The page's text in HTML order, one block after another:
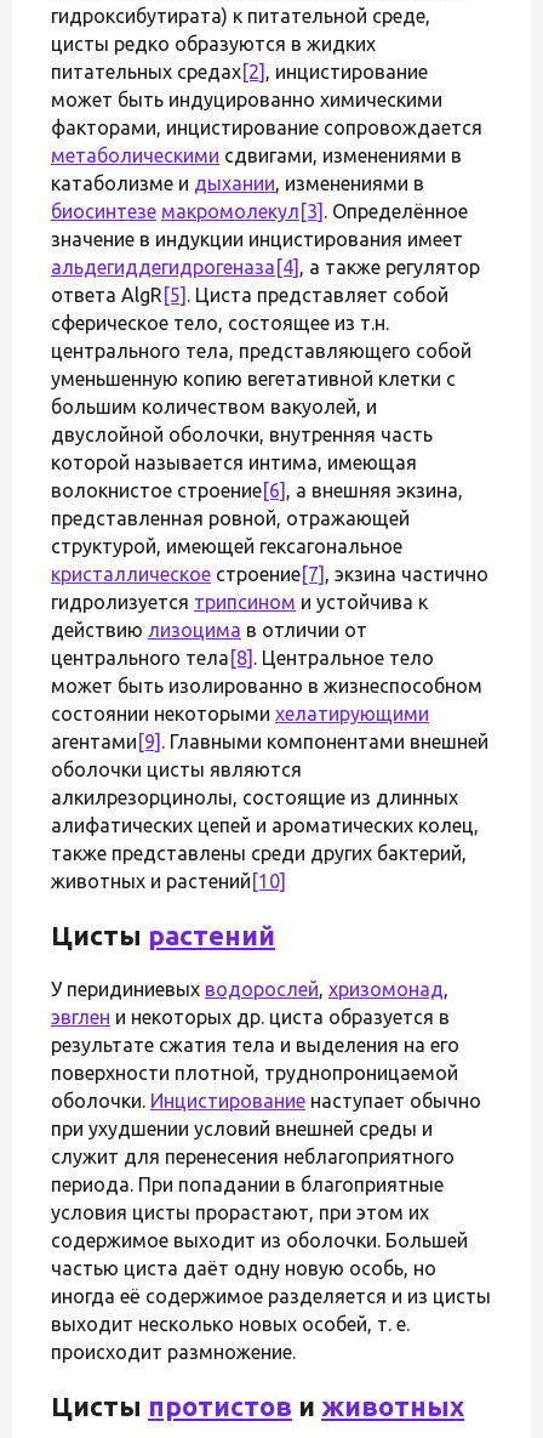
гидроксибутирата) к питательной среде,
цисты редко образуются в жидких
питательных средах[2] , инцистирование
может быть индуцированно химическими
факторами, инцистирование сопровождается
метаболическими сдвигами, изменениями в
катаболизме и дыхании, изменениями в
биосинтезе макромолекул [3] . Определённое
значение в индукции инцистирования имеет
альдегиддегидрогеназа [4] , а также регулятор
ответа AlgR [5] . Циста представляет собой
сферическое тело, состоящее из т.н.
центрального тела, представляющего собой
уменьшенную копию вегетативной клетки с
большим количеством вакуолей, и
двуслойной оболочки, внутренняя часть
которой называется интима, имеющая
волокнистое строение[6] , а внешняя экзина,
представленная ровной, отражающей
структурой, имеющей гексагональное
кристаллическое строение[7] , экзина частично
гидролизуется трипсином и устойчива к
действию лизоцима в отличии от
центрального тела [8] . Центральное тело
может быть изолированно в жизнеспособном
состоянии некоторыми хелатирующими
агентами [9] . Главными компонентами внешней
оболочки цисты являются
алкилрезорцинолы, состоящие из длинных
алифатических цепей и ароматических колец,
также представлены среди других бактерий,
животных и растений [10]
Цисты растений
У перидиниевых водорослей, хризомонад,
эвглен и некоторых др. циста образуется в
результате сжатия тела и выделения на его
поверхности плотной, труднопроницаемой
оболочки. Инцистирование наступает обычно
при ухудшении условий внешней среды и
служит для перенесения неблагоприятного
периода. При попадании в благоприятные
условия цисты прорастают, при этом их
содержимое выходит из оболочки. Большей
частью циста даёт одну новую особь, но
иногда её содержимое разделяется и из цисты
выходит несколько новых особей, т. е.
происходит размножение.
Цисты протистов и животных